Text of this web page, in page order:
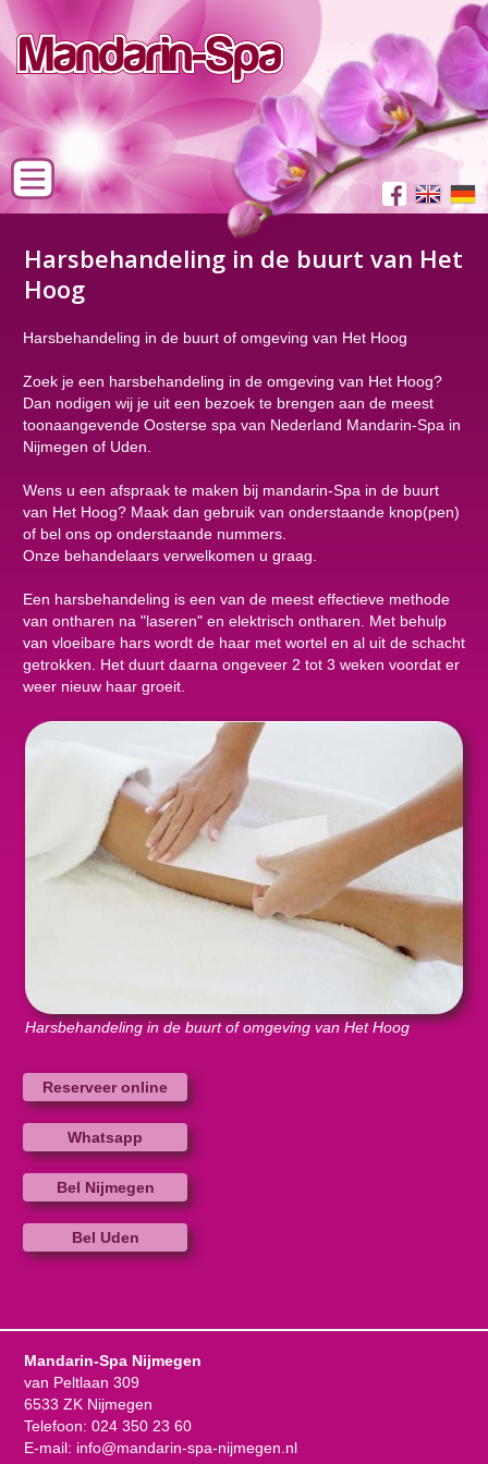
Harsbehandeling in de buurt van Het
Hoog
Harsbehandeling in de buurt of omgeving van Het Hoog
Zoek je een harsbehandeling in de omgeving van Het Hoog?
Dan nodigen wij je uit een bezoek te brengen aan de meest
toonaangevende Oosterse spa van Nederland Mandarin-Spa in
Nijmegen of Uden.
Wens u een afspraak te maken bij mandarin-Spa in de buurt
van Het Hoog? Maak dan gebruik van onderstaande knop(pen)
of bel ons op onderstaande nummers.
Onze behandelaars verwelkomen u graag.
Een harsbehandeling is een van de meest effectieve methode
van ontharen na "laseren" en elektrisch ontharen. Met behulp
van vloeibare hars wordt de haar met wortel en al uit de schacht
getrokken. Het duurt daarna ongeveer 2 tot 3 weken voordat er
weer nieuw haar groeit.
Harsbehandeling in de buurt of omgeving van Het Hoog
Reserveer online
Whatsapp
Bel Nijmegen
Bel Uden
Mandarin-Spa Nijmegen
van Peltlaan 309
6533 ZK Nijmegen
Telefoon: 024 350 23 60
E-mail: info@mandarin-spa-nijmegen.nl